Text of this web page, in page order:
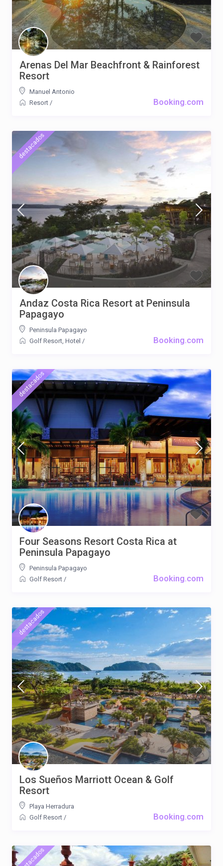
Booking.com
Arenas Del Mar Beachfront & Rainforest
Resort
Manuel Antonio
Resort /
destacados
Booking.com
Andaz Costa Rica Resort at Peninsula
Papagayo
Peninsula Papagayo
Golf Resort, Hotel /
destacados
Booking.com
Four Seasons Resort Costa Rica at
Peninsula Papagayo
Peninsula Papagayo
Golf Resort /
destacados
Booking.com
Los Sueños Marriott Ocean & Golf
Resort
Playa Herradura
Golf Resort /